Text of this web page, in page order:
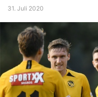
31. Juli 2020